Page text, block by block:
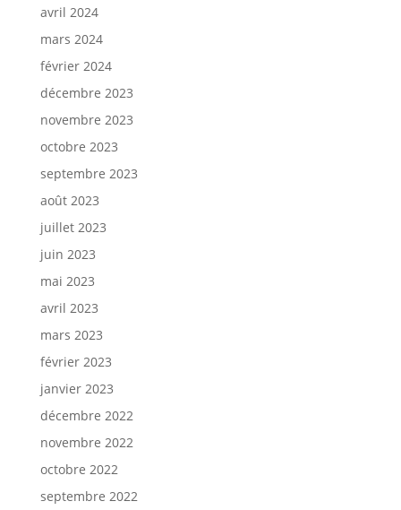
avril 2024
mars 2024
février 2024
décembre 2023
novembre 2023
octobre 2023
septembre 2023
août 2023
juillet 2023
juin 2023
mai 2023
avril 2023
mars 2023
février 2023
janvier 2023
décembre 2022
novembre 2022
octobre 2022
septembre 2022